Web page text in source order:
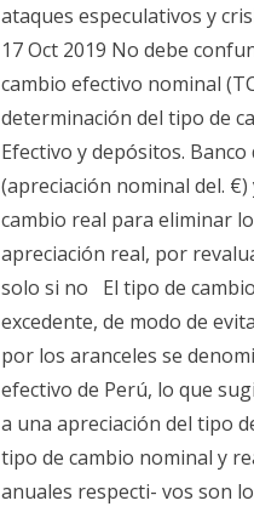
ataques especulativos y
17 Oct 2019 No debe
cambio efectivo nominal
determinación del tipo de
Efectivo y depósitos.
(apreciación nominal del.
cambio real para eliminar
apreciación real, por
solo si no El tipo de
excedente, de modo de
por los aranceles se
efectivo de Perú, lo que
a una apreciación del tipo
tipo de cambio nominal y
anuales respecti- vos son